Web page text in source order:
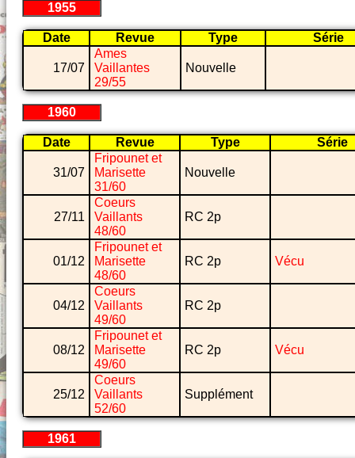
1955
Date Revue Type Série
17/07
Ames
Vaillantes
29/55
Nouvelle
1960
Date Revue Type Série
31/07
Fripounet et
Marisette
31/60
Nouvelle
27/11
Coeurs
Vaillants
48/60
RC 2p
01/12
Fripounet et
Marisette
48/60
RC 2p Vécu
04/12
Coeurs
Vaillants
49/60
RC 2p
08/12
Fripounet et
Marisette
49/60
RC 2p Vécu
25/12
Coeurs
Vaillants
52/60
Supplément
1961